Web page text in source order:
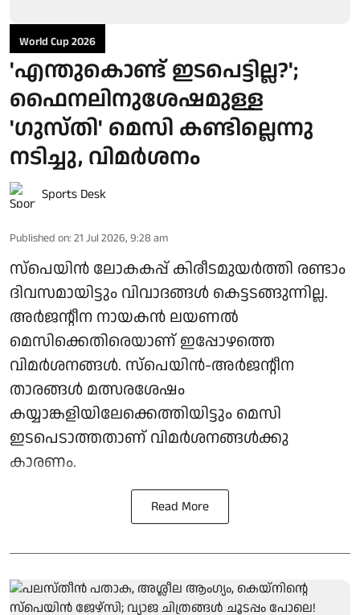
World Cup 2026
'എന്തുകൊണ്ട് ഇടപെട്ടില്ല?';
ഫൈനലിനുശേഷമുള്ള
'ഗുസ്തി' മെസി കണ്ടില്ലെന്നു
നടിച്ചു, വിമർശനം
Sports Desk
Published on: 21 Jul 2026, 9:28 am
സ്പെയിൻ ലോകകപ്പ് കിരീടമുയർത്തി രണ്ടാം
ദിവസമായിട്ടും വിവാദങ്ങൾ കെട്ടടങ്ങുന്നില്ല.
അർജന്റീന നായകൻ ലയണൽ
മെസിക്കെതിരെയാണ് ഇപ്പോഴത്തെ
വിമർശനങ്ങൾ. സ്‌പെയിൻ-അർജന്റീന
താരങ്ങൾ മത്സരശേഷം
കയ്യാങ്കളിയിലേക്കെത്തിയിട്ടും മെസി
ഇടപെടാത്തതാണ് വിമർശനങ്ങൾക്കു
കാരണം.
Read More